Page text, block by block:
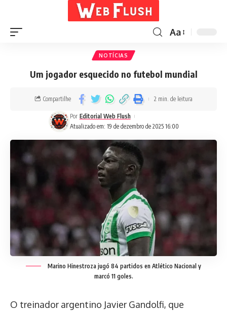
Aa
NOTÍCIAS
Um jogador esquecido no futebol mundial
Atualizado em: 19 de dezembro de 2025 16:00
Por Editorial Web Flush
Compartilhe 2 min. de leitura
Marino Hinestroza jugó 84 partidos en Atlético Nacional y
marcó 11 goles.
O treinador argentino Javier Gandolfi, que